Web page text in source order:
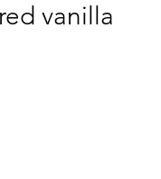
vanilla